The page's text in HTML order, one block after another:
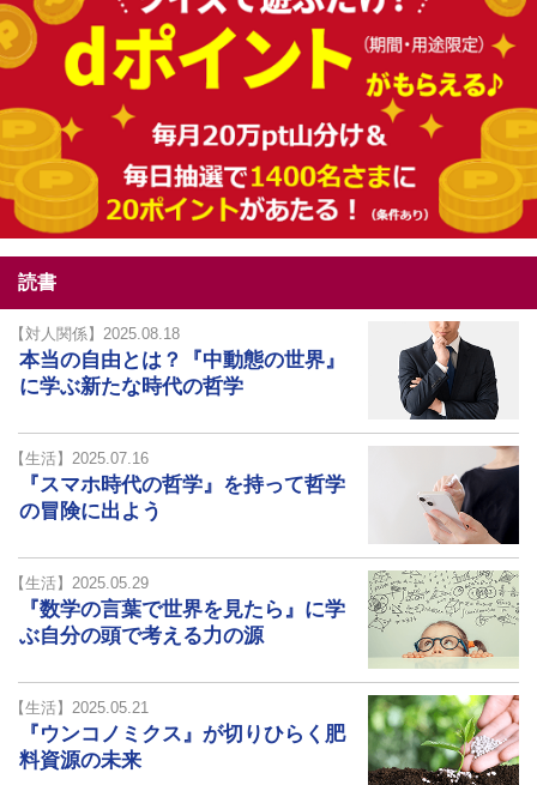
読書
【対人関係】2025.08.18
本当の自由とは？『中動態の世界』
に学ぶ新たな時代の哲学
【生活】2025.07.16
『スマホ時代の哲学』を持って哲学
の冒険に出よう
【生活】2025.05.29
『数学の言葉で世界を見たら』に学
ぶ自分の頭で考える力の源
【生活】2025.05.21
『ウンコノミクス』が切りひらく肥
料資源の未来